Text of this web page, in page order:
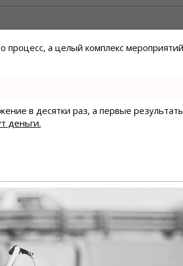
процесс, а целый комплекс
в десятки раз, а первые
деньги.